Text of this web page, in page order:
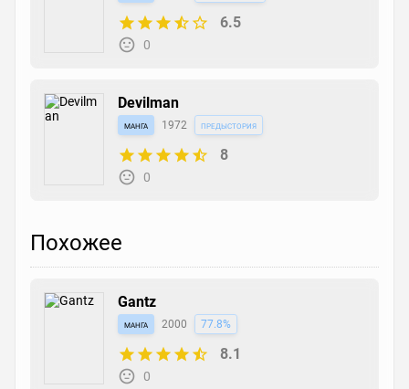
6.5
0
Devilman
манга 1972 предыстория
8
0
Похожее
Gantz
манга 2000 77.8%
8.1
0